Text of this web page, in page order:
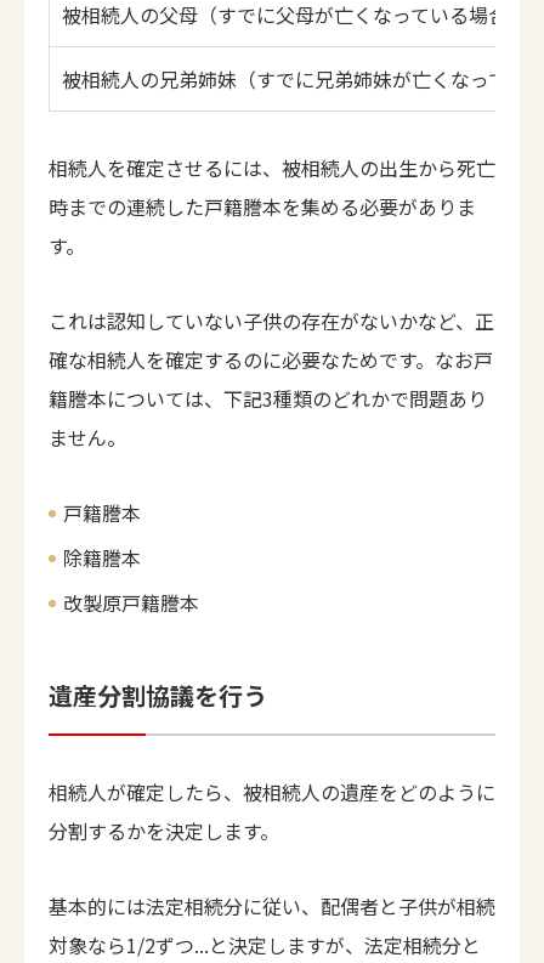
被相続人の父母（すでに父母が亡くなっている場合は
被相続人の兄弟姉妹（すでに兄弟姉妹が亡くなってい
相続人を確定させるには、被相続人の出生から死亡
時までの連続した戸籍謄本を集める必要がありま
す。
これは認知していない子供の存在がないかなど、正
確な相続人を確定するのに必要なためです。なお戸
籍謄本については、下記3種類のどれかで問題あり
ません。
戸籍謄本
除籍謄本
改製原戸籍謄本
遺産分割協議を行う
相続人が確定したら、被相続人の遺産をどのように
分割するかを決定します。
基本的には法定相続分に従い、配偶者と子供が相続
対象なら1/2ずつ...と決定しますが、法定相続分と